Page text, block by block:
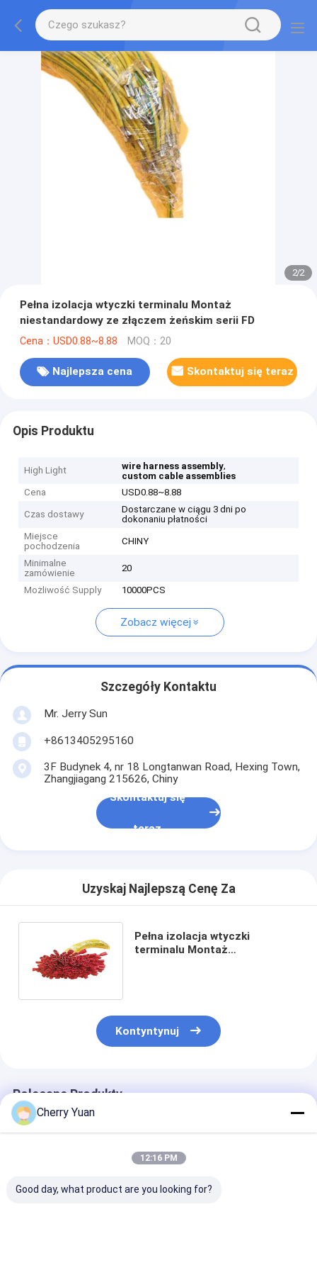
2/2
Pełna izolacja wtyczki terminalu Montaż
niestandardowy ze złączem żeńskim serii FD
Cena：USD0.88~8.88 MOQ：20
Najlepsza cena Skontaktuj się teraz
Opis Produktu
High Light wire harness assembly,
custom cable assemblies
Cena
USD0.88~8.88
Czas dostawy
Dostarczane w ciągu 3 dni po
dokonaniu płatności
Miejsce
pochodzenia
CHINY
Minimalne
zamówienie
20
Możliwość Supply 10000PCS
Zobacz więcej
Szczegóły Kontaktu
Mr. Jerry Sun
+8613405295160
3F Budynek 4, nr 18 Longtanwan Road, Hexing Town,
Zhangjiagang 215626, Chiny
Skontaktuj się
teraz
Uzyskaj Najlepszą Cenę Za
Pełna izolacja wtyczki
terminalu Montaż
Kontyntynuj
Polecane Produkty
Cherry Yuan
12:16 PM
Good day, what product are you looking for?